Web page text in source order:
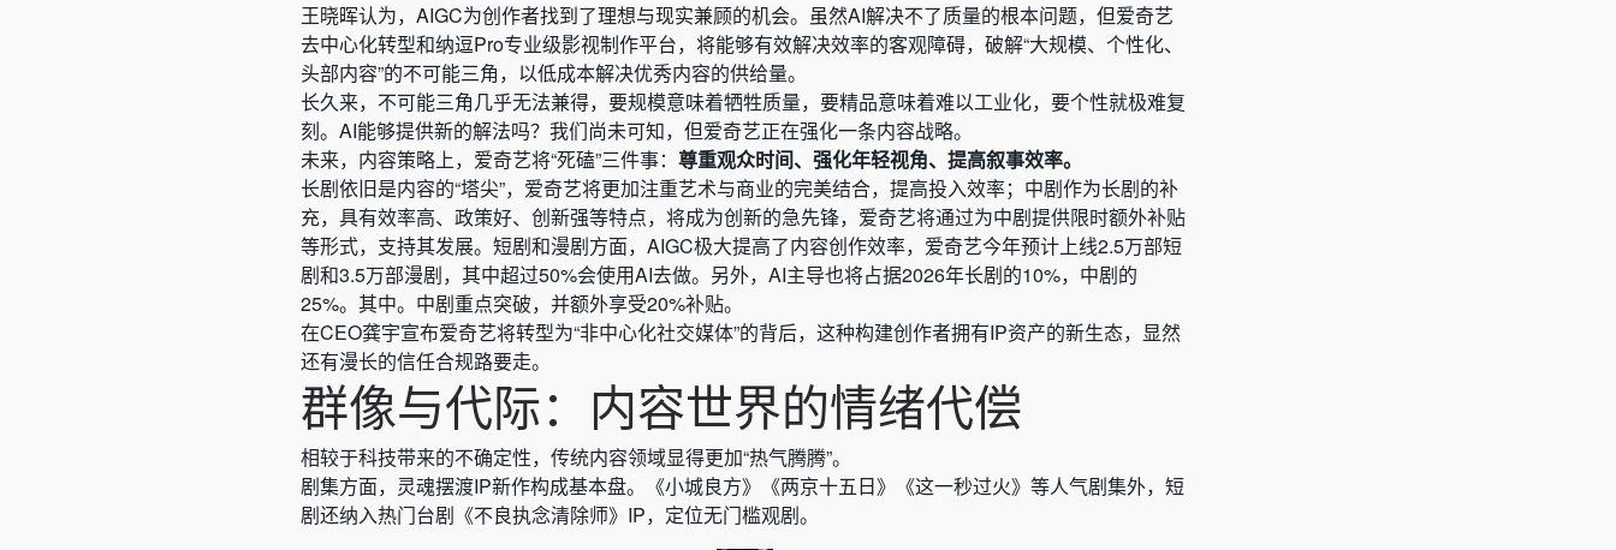
王晓晖认为，AIGC为创作者找到了理想与现实兼顾的机会。虽然AI解决不了质量的根本问题，但爱奇艺
去中心化转型和纳逗Pro专业级影视制作平台，将能够有效解决效率的客观障碍，破解“大规模、个性化、
头部内容”的不可能三角，以低成本解决优秀内容的供给量。
长久来，不可能三角几乎无法兼得，要规模意味着牺牲质量，要精品意味着难以工业化，要个性就极难复
刻。AI能够提供新的解法吗？我们尚未可知，但爱奇艺正在强化一条内容战略。
未来，内容策略上，爱奇艺将“死磕”三件事： 尊重观众时间、强化年轻视角、提高叙事效率。
长剧依旧是内容的“塔尖”，爱奇艺将更加注重艺术与商业的完美结合，提高投入效率；中剧作为长剧的补
充，具有效率高、政策好、创新强等特点，将成为创新的急先锋，爱奇艺将通过为中剧提供限时额外补贴
等形式，支持其发展。短剧和漫剧方面，AIGC极大提高了内容创作效率，爱奇艺今年预计上线2.5万部短
剧和3.5万部漫剧，其中超过50%会使用AI去做。另外，AI主导也将占据2026年长剧的10%，中剧的
25%。其中。中剧重点突破，并额外享受20%补贴。
在CEO龚宇宣布爱奇艺将转型为“非中心化社交媒体”的背后，这种构建创作者拥有IP资产的新生态，显然
还有漫长的信任合规路要走。
群像与代际：内容世界的情绪代偿
相较于科技带来的不确定性，传统内容领域显得更加“热气腾腾”。
剧集方面，灵魂摆渡IP新作构成基本盘。《小城良方》《两京十五日》《这一秒过火》等人气剧集外，短
剧还纳入热门台剧《不良执念清除师》IP，定位无门槛观剧。